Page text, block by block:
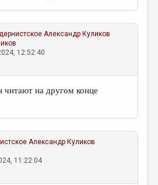
Александр Куликов
12:52:40
читают на другом конце
Александр Куликов
11:22:04